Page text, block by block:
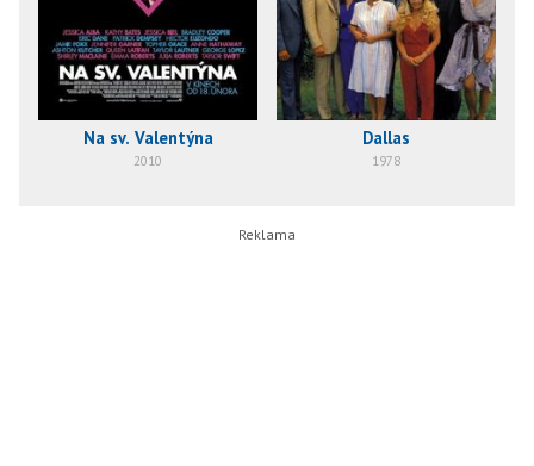
Na sv. Valentýna
2010
Dallas
1978